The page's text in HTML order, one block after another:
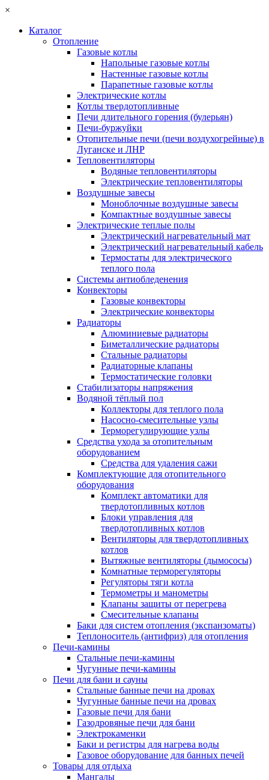
×
Каталог
Отопление
Газовые котлы
Напольные газовые котлы
Настенные газовые котлы
Парапетные газовые котлы
Электрические котлы
Котлы твердотопливные
Печи длительного горения (булерьян)
Печи-буржуйки
Отопительные печи (печи воздухогрейные) в
Луганске и ЛНР
Тепловентиляторы
Водяные тепловентиляторы
Электрические тепловентиляторы
Воздушные завесы
Моноблочные воздушные завесы
Компактные воздушные завесы
Электрические теплые полы
Электрический нагревательный мат
Электрический нагревательный кабель
Термостаты для электрического
теплого пола
Системы антиобледенения
Конвекторы
Газовые конвекторы
Электрические конвекторы
Радиаторы
Алюминиевые радиаторы
Биметаллические радиаторы
Стальные радиаторы
Радиаторные клапаны
Термостатические головки
Стабилизаторы напряжения
Водяной тёплый пол
Коллекторы для теплого пола
Насосно-смесительные узлы
Терморегулирующие узлы
Средства ухода за отопительным
оборудованием
Средства для удаления сажи
Комплектующие для отопительного
оборудования
Комплект автоматики для
твердотопливных котлов
Блоки управления для
твердотопливных котлов
Вентиляторы для твердотопливных
котлов
Вытяжные вентиляторы (дымососы)
Комнатные терморегуляторы
Регуляторы тяги котла
Термометры и манометры
Клапаны защиты от перегрева
Смесительные клапаны
Баки для систем отопления (экспанзоматы)
Теплоноситель (антифриз) для отопления
Печи-камины
Стальные печи-камины
Чугунные печи-камины
Печи для бани и сауны
Стальные банные печи на дровах
Чугунные банные печи на дровах
Газовые печи для бани
Газодровяные печи для бани
Электрокаменки
Баки и регистры для нагрева воды
Газовое оборудование для банных печей
Товары для отдыха
Мангалы